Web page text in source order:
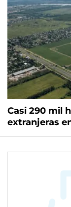
Casi 290 mil
extranjeras